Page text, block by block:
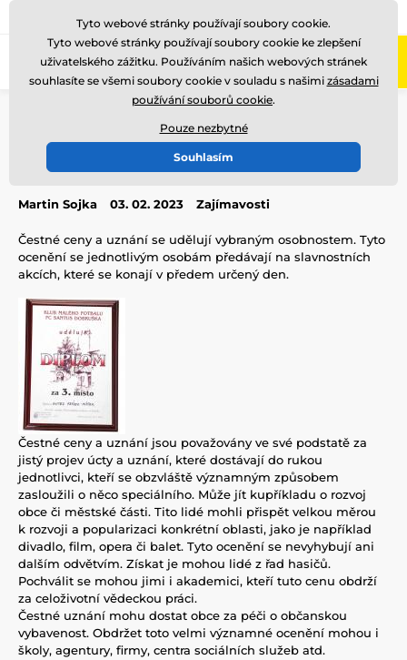
Zavolejte nám (Po-Pá 8-17)
Čestné ceny a uznání
Martin Sojka 03. 02. 2023 Zajímavosti
Čestné ceny a uznání se udělují vybraným osobnostem. Tyto
ocenění se jednotlivým osobám předávají na slavnostních
akcích, které se konají v předem určený den.
Čestné ceny a uznání jsou považovány ve své podstatě za
jistý projev úcty a uznání, které dostávají do rukou
jednotlivci, kteří se obzvláště významným způsobem
zasloužili o něco speciálního. Může jít kupříkladu o rozvoj
obce či městské části. Tito lidé mohli přispět velkou měrou
k rozvoji a popularizaci konkrétní oblasti, jako je například
divadlo, film, opera či balet. Tyto ocenění se nevyhybují ani
dalším odvětvím. Získat je mohou lidé z řad hasičů.
Pochválit se mohou jimi i akademici, kteří tuto cenu obdrží
za celoživotní vědeckou práci.
Čestné uznání mohu dostat obce za péči o občanskou
vybavenost. Obdržet toto velmi významné ocenění mohou i
školy, agentury, firmy, centra sociálních služeb atd.
Tyto webové stránky používají soubory cookie.
Tyto webové stránky používají soubory cookie ke zlepšení
uživatelského zážitku. Používáním našich webových stránek
souhlasíte se všemi soubory cookie v souladu s našimi zásadami
používání souborů cookie.
Pouze nezbytné
Souhlasím